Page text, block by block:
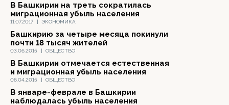
11.07.2017 | ЭКОНОМИКА
В Башкирии на треть сократилась
миграционная убыль населения
03.06.2015 | ОБЩЕСТВО
Башкирию за четыре месяца покинули
почти 18 тысяч жителей
06.04.2015 | ОБЩЕСТВО
В Башкирии отмечается естественная
и миграционная убыль населения
В январе-феврале в Башкирии
наблюдалась убыль населения